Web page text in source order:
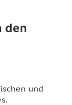
den
und